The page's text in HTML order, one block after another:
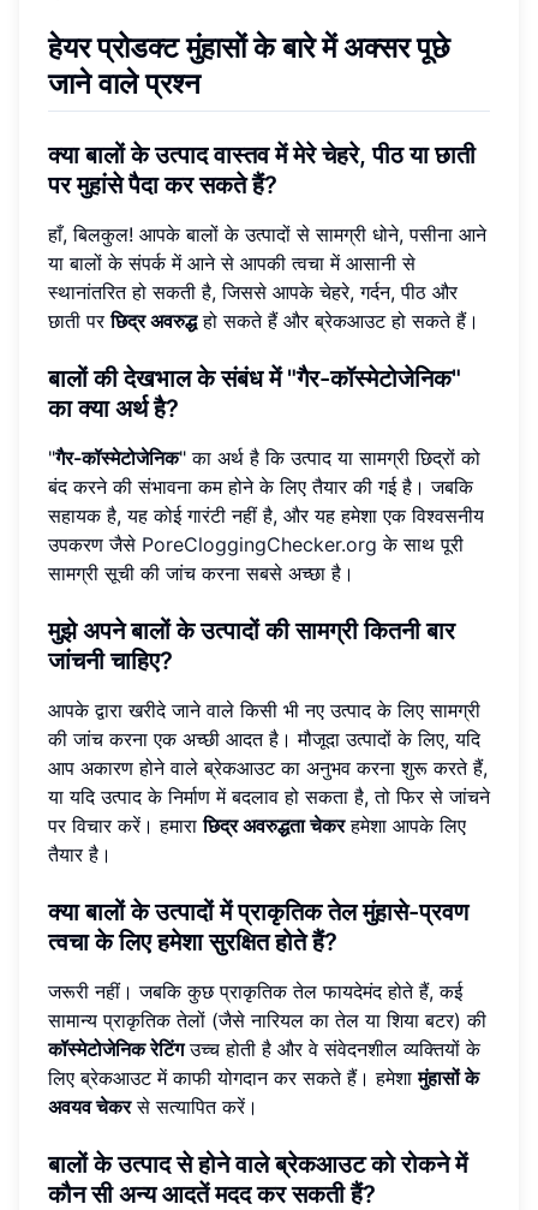
हेयर प्रोडक्ट मुंहासों के बारे में अक्सर पूछे
जाने वाले प्रश्न
क्या बालों के उत्पाद वास्तव में मेरे चेहरे, पीठ या छाती
पर मुहांसे पैदा कर सकते हैं?
हाँ, बिलकुल! आपके बालों के उत्पादों से सामग्री धोने, पसीना आने
या बालों के संपर्क में आने से आपकी त्वचा में आसानी से
स्थानांतरित हो सकती है, जिससे आपके चेहरे, गर्दन, पीठ और
छाती परछिद्र अवरुद्धहो सकते हैं और ब्रेकआउट हो सकते हैं।
बालों की देखभाल के संबंध में "गैर-कॉस्मेटोजेनिक"
का क्या अर्थ है?
"गैर-कॉस्मेटोजेनिक" का अर्थ है कि उत्पाद या सामग्री छिद्रों को
बंद करने की संभावना कम होने के लिए तैयार की गई है। जबकि
सहायक है, यह कोई गारंटी नहीं है, और यह हमेशा एक विश्वसनीय
उपकरण जैसे PoreCloggingChecker.org के साथ पूरी
सामग्री सूची की जांच करना सबसे अच्छा है।
मुझे अपने बालों के उत्पादों की सामग्री कितनी बार
जांचनी चाहिए?
आपके द्वारा खरीदे जाने वाले किसी भी नए उत्पाद के लिए सामग्री
की जांच करना एक अच्छी आदत है। मौजूदा उत्पादों के लिए, यदि
आप अकारण होने वाले ब्रेकआउट का अनुभव करना शुरू करते हैं,
या यदि उत्पाद के निर्माण में बदलाव हो सकता है, तो फिर से जांचने
पर विचार करें। हमाराछिद्र अवरुद्धता चेकरहमेशा आपके लिए
तैयार है।
क्या बालों के उत्पादों में प्राकृतिक तेल मुंहासे-प्रवण
त्वचा के लिए हमेशा सुरक्षित होते हैं?
जरूरी नहीं। जबकि कुछ प्राकृतिक तेल फायदेमंद होते हैं, कई
सामान्य प्राकृतिक तेलों (जैसे नारियल का तेल या शिया बटर) की
कॉस्मेटोजेनिक रेटिंगउच्च होती है और वे संवेदनशील व्यक्तियों के
लिए ब्रेकआउट में काफी योगदान कर सकते हैं। हमेशामुंहासों के
अवयव चेकरसे सत्यापित करें।
बालों के उत्पाद से होने वाले ब्रेकआउट को रोकने में
कौन सी अन्य आदतें मदद कर सकती हैं?